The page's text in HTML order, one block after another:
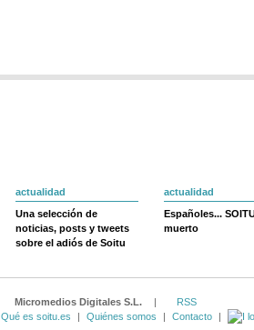
actualidad
Una selección de
noticias, posts y tweets
sobre el adiós de Soitu
actualidad
Españoles...
muerto
Micromedios Digitales S.L. |
RSS
Qué es soitu.es
| Quiénes somos | Contacto |